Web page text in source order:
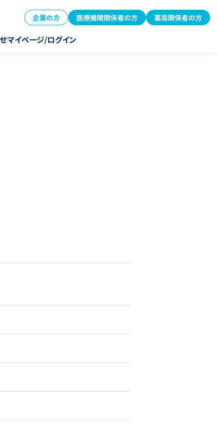
企業の方 医療機関関係者の方 薬局関係者の方
マイページ/ログイン